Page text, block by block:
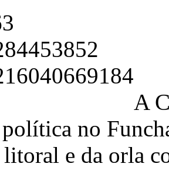
A
no
litoral e da orla